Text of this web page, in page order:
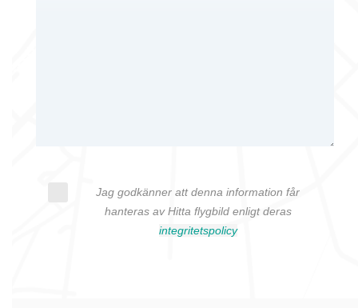
Jag godkänner att denna information får
hanteras av Hitta flygbild enligt deras
integritetspolicy